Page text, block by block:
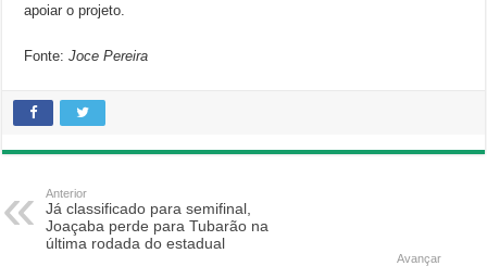
apoiar o projeto.
Fonte:Joce Pereira
Anterior
Já classificado para semifinal,
Joaçaba perde para Tubarão na
última rodada do estadual
Avançar